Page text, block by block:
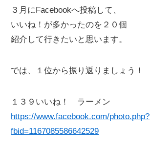
３月にFacebookへ投稿して、
いいね！が多かったのを２０個
紹介して行きたいと思います。
では、１位から振り返りましょう！
１３９いいね！ ラーメン
https://www.facebook.com/photo.php?
fbid=1167085586642529